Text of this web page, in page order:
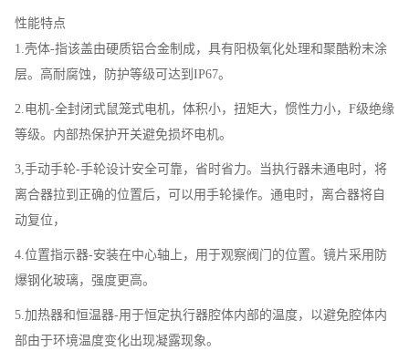
性能特点
1.壳体-指该盖由硬质铝合金制成，具有阳极氧化处理和聚酷粉末涂
层。高耐腐蚀，防护等级可达到IP67。
2.电机-全封闭式鼠笼式电机，体积小，扭矩大，惯性力小，F级绝缘
等级。内部热保护开关避免损坏电机。
3,手动手轮-手轮设计安全可靠，省时省力。当执行器未通电时，将
离合器拉到正确的位置后，可以用手轮操作。通电时，离合器将自
动复位，
4.位置指示器-安装在中心轴上，用于观察阀门的位置。镜片采用防
爆钢化玻璃，强度更高。
5.加热器和恒温器-用于恒定执行器腔体内部的温度，以避免腔体内
部由于环境温度变化出现凝露现象。